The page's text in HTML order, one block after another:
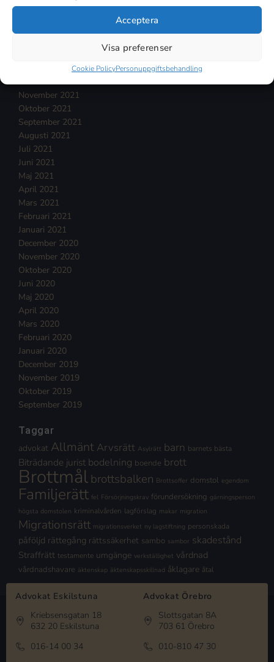
Acceptera
Visa preferenser
Cookie PolicyPersonuppgiftsbehandling
December 2021
November 2021
Oktober 2021
September 2021
Augusti 2021
Juli 2021
Juni 2021
Maj 2021
April 2021
Mars 2021
Februari 2021
Januari 2021
December 2020
November 2020
Oktober 2020
Juni 2020
Maj 2020
April 2020
Mars 2020
Februari 2020
Januari 2020
December 2019
November 2019
Oktober 2019
September 2019
Taggar
advokat Allmänt Arvsrätt Asylrätt barn barnets bästa
Biträdande jurist bodelning boende brott
Brottmålbrottsbalken Brottsoffer domstol egendom
Familjerätt fel Försörjningskrav förundersökning gärningsperson
högsta domstolen kriminalvården lagförslag makar migration
Migrationsrätt migrationsverket ny lagstiftning personskada
påföljd rättegång rättssäkerhet sambo sambor skadestånd
Straffrätt testamente umgänge verkställighet vårdnad
vårdnadshavare äktenskap äktenskapsskillnad åklagare åtal
Advokat Eskilstuna
Kriebsensgatan 18
632 20 Eskilstuna
016-14 00 34
Advokat Örebro
Slottsgatan 8A
703 61 Örebro
010-810 47 30